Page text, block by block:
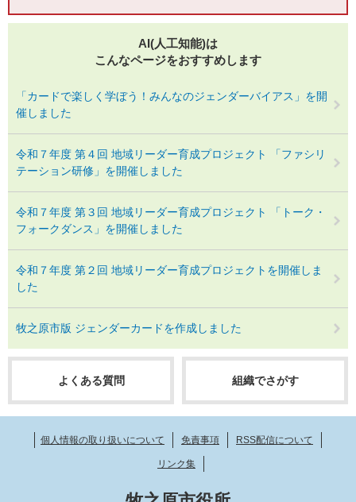
AI(人工知能)は
こんなページをおすすめします
「カードで楽しく学ぼう！みんなのジェンダーバイアス」を開
催しました
令和７年度 第４回 地域リーダー育成プロジェクト 「ファシリ
テーション研修」を開催しました
令和７年度 第３回 地域リーダー育成プロジェクト 「トーク・
フォークダンス」を開催しました
令和７年度 第２回 地域リーダー育成プロジェクトを開催しま
した
牧之原市版 ジェンダーカードを作成しました
よくある質問 組織でさがす
個人情報の取り扱いについて 免責事項 RSS配信について
リンク集